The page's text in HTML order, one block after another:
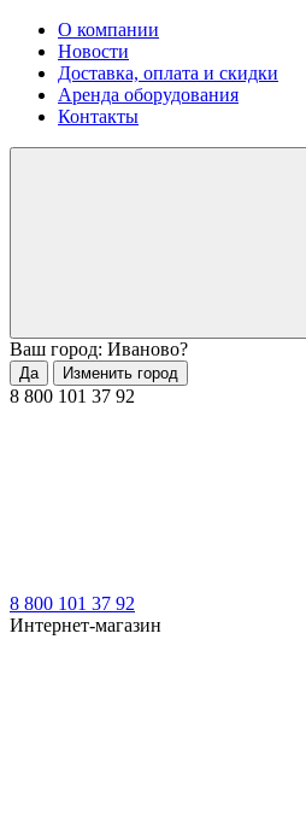
О компании
Новости
Доставка, оплата и скидки
Аренда оборудования
Контакты
Ваш город: Иваново?
Да Изменить город
8 800 101 37 92
8 800 101 37 92
Интернет-магазин